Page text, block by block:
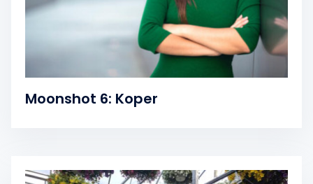
Moonshot 6: Koper